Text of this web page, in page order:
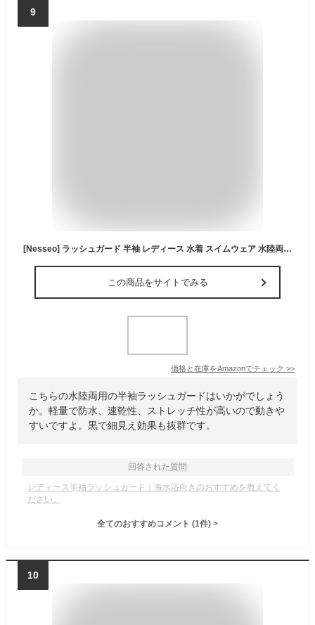
9
[Nesseo] ラッシュガード 半袖 レディース 水着 スイムウェア 水陸両用 スイム シャツ 紫外線対策 日焼け予防 ハイネック 速乾 プール 海 サーフィン 112-blk-gr-L
この商品をサイトでみる
価格と在庫をAmazonでチェック >>
こちらの水陸両用の半袖ラッシュガードはいかがでしょう
か。軽量で防水、速乾性、ストレッチ性が高いので動きや
すいですよ。黒で細見え効果も抜群です。
回答された質問
レディース半袖ラッシュガード｜海水浴向きのおすすめを教えてく
ださい。
全てのおすすめコメント (1件) >
10